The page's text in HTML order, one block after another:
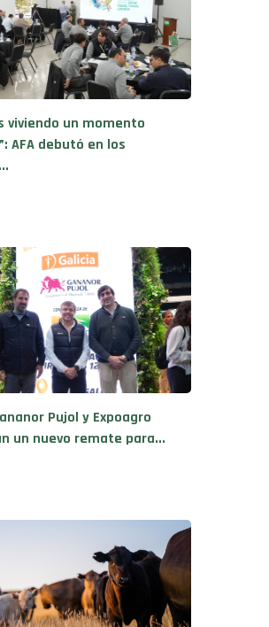
viviendo un momento
AFA debutó en los
Pujol y Expoagro
un nuevo remate para...